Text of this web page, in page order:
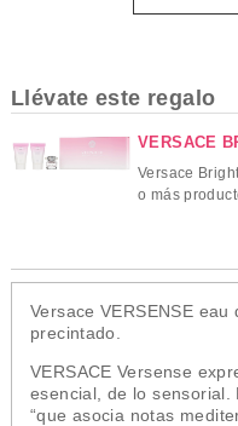
Llévate este regalo
VERSACE
Versace
o más
Versace VERSENSE
precintado.
VERSACE Versense
esencial, de lo sensorial.
“que asocia notas